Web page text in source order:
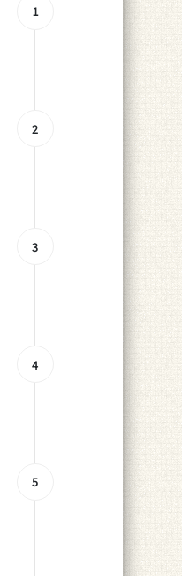
1
2
3
4
5